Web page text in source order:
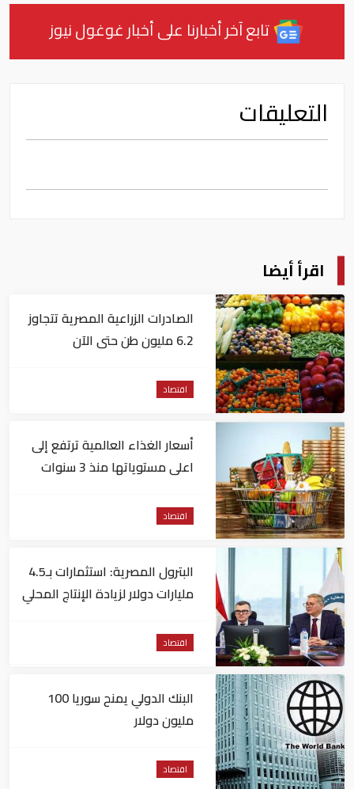
تابع آخر أخبارنا على أخبار غوغول نيوز
التعليقات
اقرأ أيضا
الصادرات الزراعية المصرية تتجاوز
6.2 مليون طن حتى الآن
اقتصاد
أسعار الغذاء العالمية ترتفع إلى
اعلى مستوياتها منذ 3 سنوات
اقتصاد
البترول المصرية: استثمارات بـ4.5
مليارات دولار لزيادة الإنتاج المحلي
اقتصاد
البنك الدولي يمنح سوريا 100
مليون دولار
اقتصاد